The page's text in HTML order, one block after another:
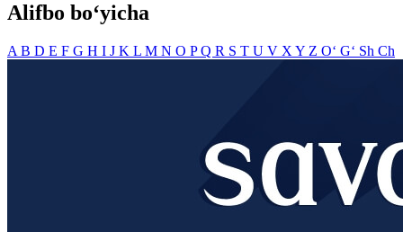
Alifbo bo‘yicha
A B D E F G H I J K L M N O PQ R S T U V X Y Z O‘ G‘ Sh Ch